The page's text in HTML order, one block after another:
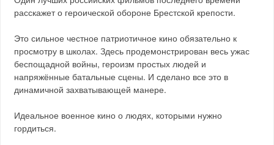
расскажет о героической обороне Брестской крепости.
Это сильное честное патриотичное кино обязательно к
просмотру в школах. Здесь продемонстрирован весь ужас
беспощадной войны, героизм простых людей и
напряжённые батальные сцены. И сделано все это в
динамичной захватывающей манере.
Идеальное военное кино о людях, которыми нужно
гордиться.